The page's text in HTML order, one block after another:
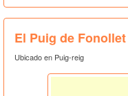
El Puig de Fonollet
Ubicado en Puig-reig